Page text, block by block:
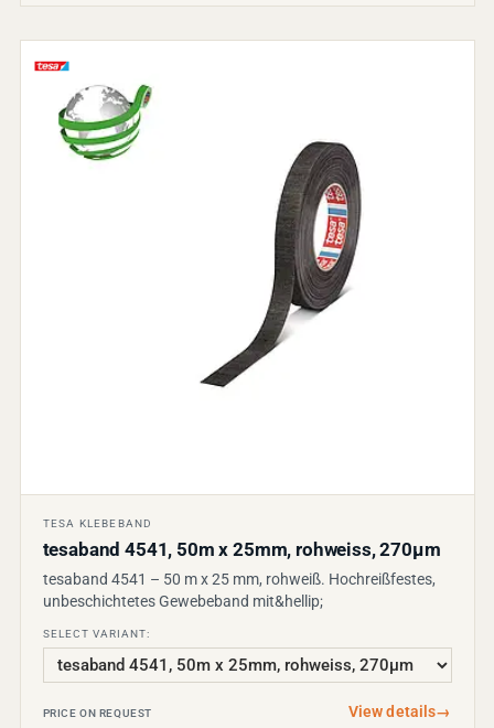
TESA KLEBEBAND
tesaband 4541, 50m x 25mm, rohweiss, 270µm
tesaband 4541 – 50 m x 25 mm, rohweiß. Hochreißfestes,
unbeschichtetes Gewebeband mit&hellip;
SELECT VARIANT:
PRICE ON REQUEST View details→